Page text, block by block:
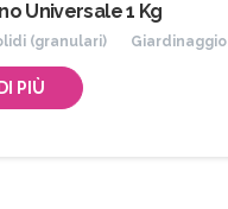
Universale 1 Kg
(granulari) Giardinaggio
PIÙ